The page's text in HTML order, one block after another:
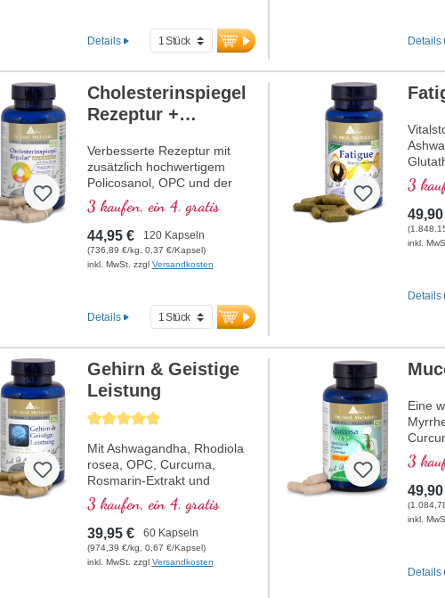
Details Details
Cholesterinspiegel
Rezeptur +
Verbesserte Rezeptur mit
zusätzlich hochwertigem
Policosanol, OPC und der
natürlichen Sodium-R-Alpha-
Liponsäure.
3 kaufen, ein 4. gratis
44,95 € 120 Kapseln
(736,89 €/kg, 0,37 €/Kapsel)
inkl. MwSt. zzgl Versandkosten
Details
B12,
und
3
inkl.
Details
Durchschnittliche Bewertung von 5 von 5 Sternen
Gehirn & Geistige
Leistung
Mit Ashwagandha, Rhodiola
rosea, OPC, Curcuma,
Rosmarin-Extrakt und
Pantothensäure, welche zu
einer normalen geistigen
Leistungsfähigkeit beiträgt
und an der Synthese und
dem Stoffwechsel einiger
3 kaufen, ein 4. gratis
39,95 € 60 Kapseln
(974,39 €/kg, 0,67 €/Kapsel)
inkl. MwSt. zzgl Versandkosten
Eine
und
3
inkl.
Details